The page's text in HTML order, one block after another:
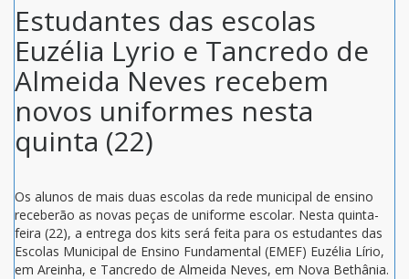
Estudantes das escolas
Euzélia Lyrio e Tancredo de
Almeida Neves recebem
novos uniformes nesta
quinta (22)
Os alunos de mais duas escolas da rede municipal de ensino
receberão as novas peças de uniforme escolar. Nesta quinta-
feira (22), a entrega dos kits será feita para os estudantes das
Escolas Municipal de Ensino Fundamental (EMEF) Euzélia Lírio,
em Areinha, e Tancredo de Almeida Neves, em Nova Bethânia.